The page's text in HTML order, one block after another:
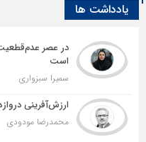
یادداشت ها
در عصر
است
سمیرا سبزواری
ارزش‌آفرینی
محمدرضا مودودی